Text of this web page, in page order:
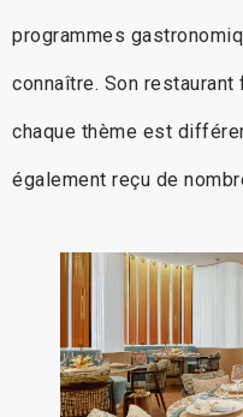
programmes
connaître. Son
chaque thème est
également reçu de